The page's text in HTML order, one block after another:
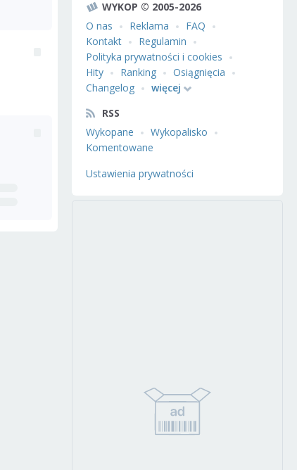
WYKOP © 2005-2026
O nas
Reklama
FAQ
Kontakt
Regulamin
Polityka prywatności i cookies
Hity
Ranking
Osiągnięcia
Changelog
więcej
RSS
Wykopane
Wykopalisko
Komentowane
Ustawienia prywatności